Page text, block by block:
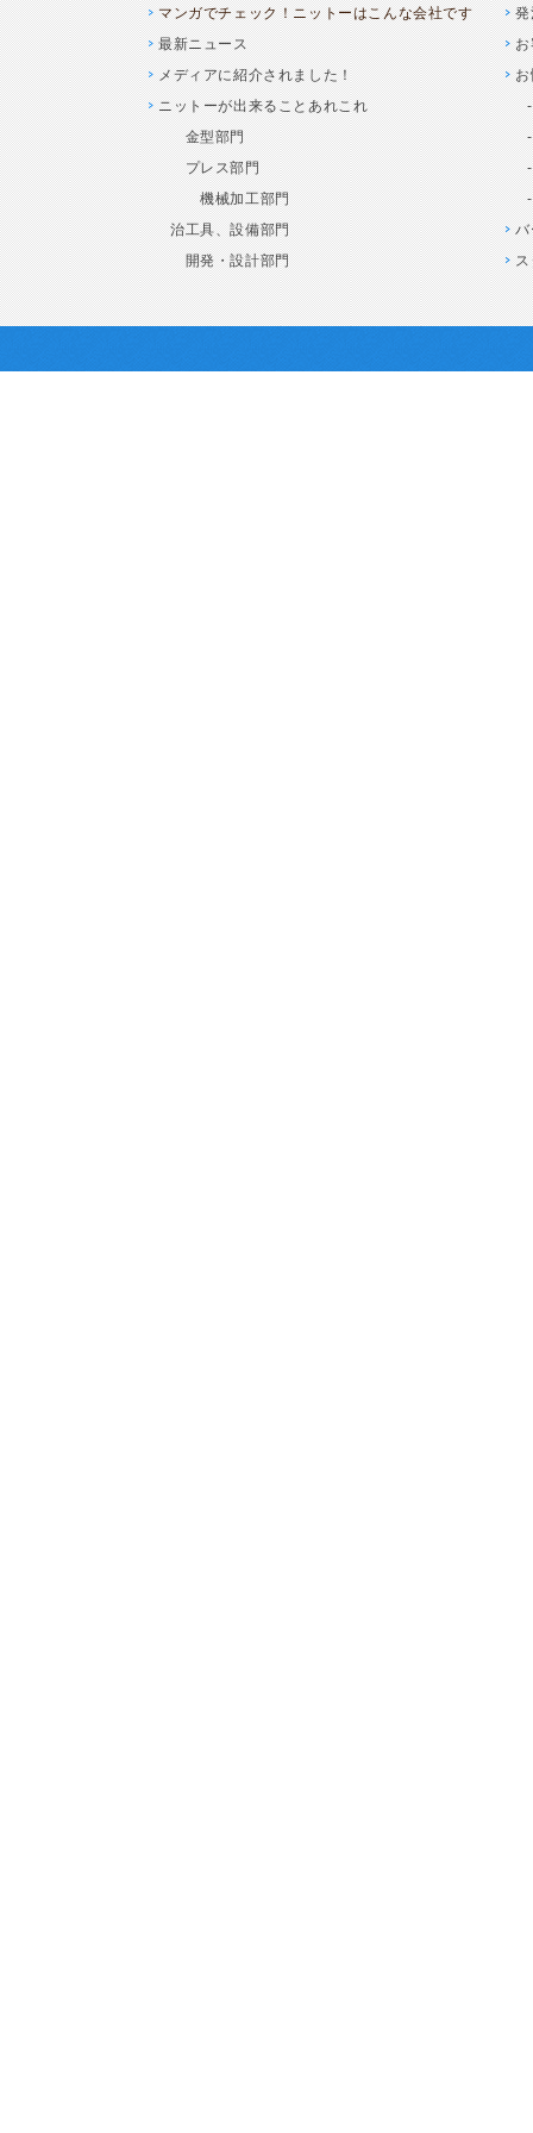
マンガでチェック！ニットーはこんな会社です
最新ニュース
メディアに紹介されました！
ニットーが出来ることあれこれ
金型部門
プレス部門
機械加工部門
治工具、設備部門
開発・設計部門
発
お
お
バ
ス